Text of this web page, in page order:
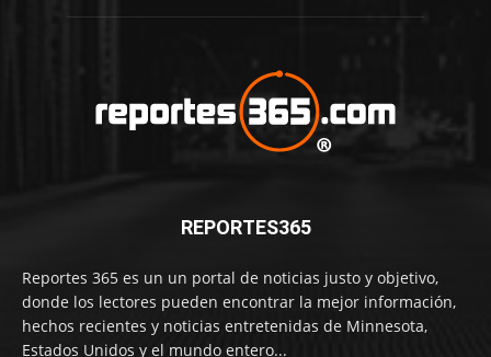
REPORTES365
Reportes 365 es un un portal de noticias justo y objetivo,
donde los lectores pueden encontrar la mejor información,
hechos recientes y noticias entretenidas de Minnesota,
Estados Unidos y el mundo entero...